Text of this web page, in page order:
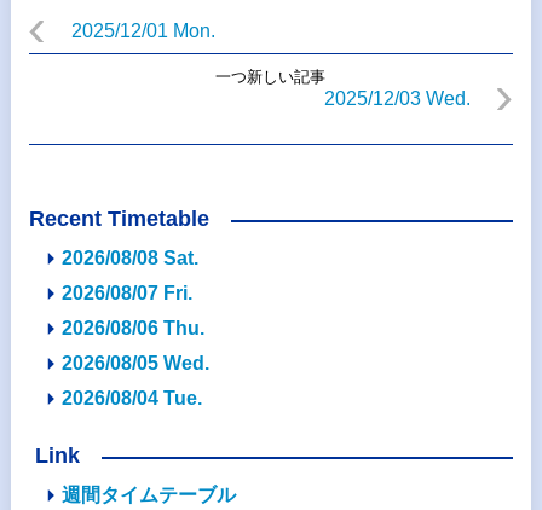
2025/12/01 Mon.
一つ新しい記事
2025/12/03 Wed.
Recent Timetable
2026/08/08 Sat.
2026/08/07 Fri.
2026/08/06 Thu.
2026/08/05 Wed.
2026/08/04 Tue.
Link
週間タイムテーブル